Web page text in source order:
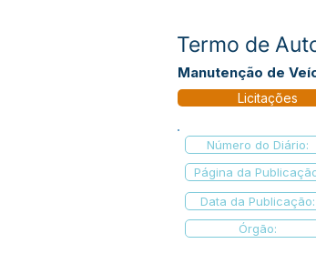
Termo de
Manutenção de
Licitações
Número do Diário:
Página da
Data da Publicação:
Órgão: